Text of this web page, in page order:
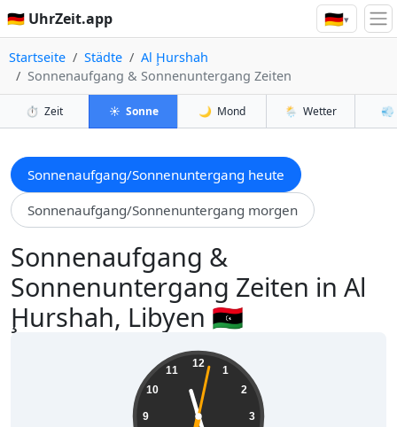
🇩🇪 UhrZeit.app 🇩🇪▾
Startseite Städte
Al Ḩurshah
Sonnenaufgang & Sonnenuntergang Zeiten
⏱️ Zeit ☀️ Sonne 🌙 Mond 🌦️ Wetter 💨
Sonnenaufgang/Sonnenuntergang heute
Sonnenaufgang/Sonnenuntergang morgen
Sonnenaufgang &
Sonnenuntergang Zeiten in Al
Ḩurshah, Libyen 🇱🇾
12
1
2
3
9
10
11